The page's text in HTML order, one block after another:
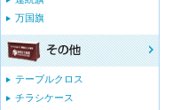
万国旗
テーブルクロス
チラシケース